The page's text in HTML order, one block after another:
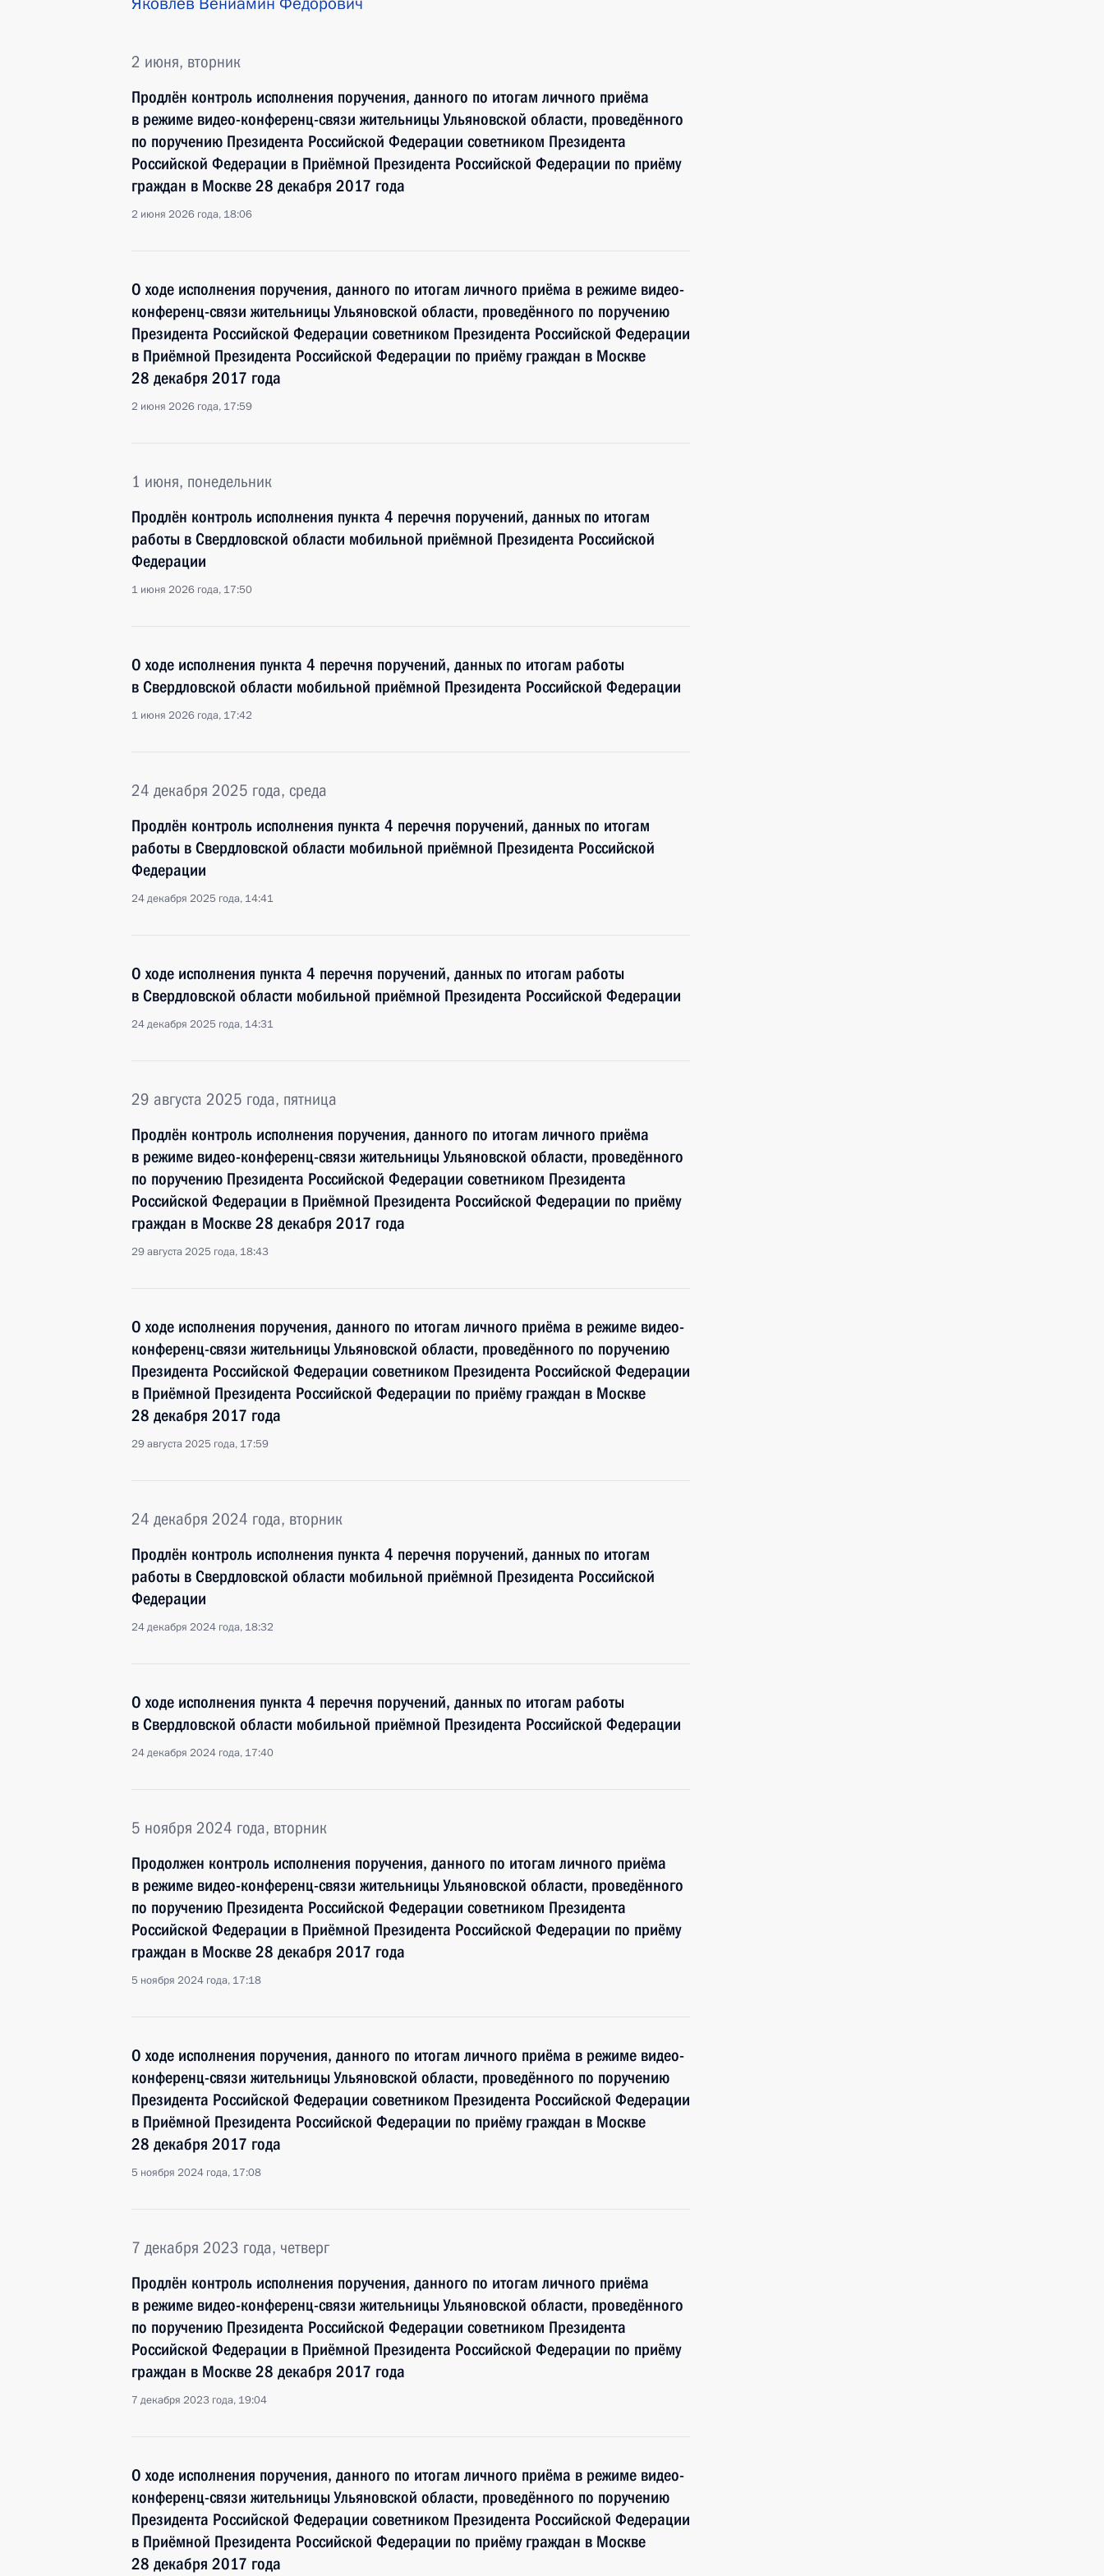
2 июня, вторник
Продлён контроль исполнения поручения, данного по итогам личного приёма
в режиме видео-конференц-связи жительницы Ульяновской области, проведённого
по поручению Президента Российской Федерации советником Президента
Российской Федерации в Приёмной Президента Российской Федерации по приёму
граждан в Москве 28 декабря 2017 года
2 июня 2026 года, 18:06
О ходе исполнения поручения, данного по итогам личного приёма в режиме видео-
конференц-связи жительницы Ульяновской области, проведённого по поручению
Президента Российской Федерации советником Президента Российской Федерации
в Приёмной Президента Российской Федерации по приёму граждан в Москве
28 декабря 2017 года
2 июня 2026 года, 17:59
1 июня, понедельник
Продлён контроль исполнения пункта 4 перечня поручений, данных по итогам
работы в Свердловской области мобильной приёмной Президента Российской
Федерации
1 июня 2026 года, 17:50
О ходе исполнения пункта 4 перечня поручений, данных по итогам работы
в Свердловской области мобильной приёмной Президента Российской Федерации
1 июня 2026 года, 17:42
24 декабря 2025 года, среда
Продлён контроль исполнения пункта 4 перечня поручений, данных по итогам
работы в Свердловской области мобильной приёмной Президента Российской
Федерации
24 декабря 2025 года, 14:41
О ходе исполнения пункта 4 перечня поручений, данных по итогам работы
в Свердловской области мобильной приёмной Президента Российской Федерации
24 декабря 2025 года, 14:31
29 августа 2025 года, пятница
Продлён контроль исполнения поручения, данного по итогам личного приёма
в режиме видео-конференц-связи жительницы Ульяновской области, проведённого
по поручению Президента Российской Федерации советником Президента
Российской Федерации в Приёмной Президента Российской Федерации по приёму
граждан в Москве 28 декабря 2017 года
29 августа 2025 года, 18:43
О ходе исполнения поручения, данного по итогам личного приёма в режиме видео-
конференц-связи жительницы Ульяновской области, проведённого по поручению
Президента Российской Федерации советником Президента Российской Федерации
в Приёмной Президента Российской Федерации по приёму граждан в Москве
28 декабря 2017 года
29 августа 2025 года, 17:59
24 декабря 2024 года, вторник
Продлён контроль исполнения пункта 4 перечня поручений, данных по итогам
работы в Свердловской области мобильной приёмной Президента Российской
Федерации
24 декабря 2024 года, 18:32
О ходе исполнения пункта 4 перечня поручений, данных по итогам работы
в Свердловской области мобильной приёмной Президента Российской Федерации
24 декабря 2024 года, 17:40
5 ноября 2024 года, вторник
Продолжен контроль исполнения поручения, данного по итогам личного приёма
в режиме видео-конференц-связи жительницы Ульяновской области, проведённого
по поручению Президента Российской Федерации советником Президента
Российской Федерации в Приёмной Президента Российской Федерации по приёму
граждан в Москве 28 декабря 2017 года
5 ноября 2024 года, 17:18
О ходе исполнения поручения, данного по итогам личного приёма в режиме видео-
конференц-связи жительницы Ульяновской области, проведённого по поручению
Президента Российской Федерации советником Президента Российской Федерации
в Приёмной Президента Российской Федерации по приёму граждан в Москве
28 декабря 2017 года
5 ноября 2024 года, 17:08
7 декабря 2023 года, четверг
Продлён контроль исполнения поручения, данного по итогам личного приёма
в режиме видео-конференц-связи жительницы Ульяновской области, проведённого
по поручению Президента Российской Федерации советником Президента
Российской Федерации в Приёмной Президента Российской Федерации по приёму
граждан в Москве 28 декабря 2017 года
7 декабря 2023 года, 19:04
О ходе исполнения поручения, данного по итогам личного приёма в режиме видео-
конференц-связи жительницы Ульяновской области, проведённого по поручению
Президента Российской Федерации советником Президента Российской Федерации
в Приёмной Президента Российской Федерации по приёму граждан в Москве
28 декабря 2017 года